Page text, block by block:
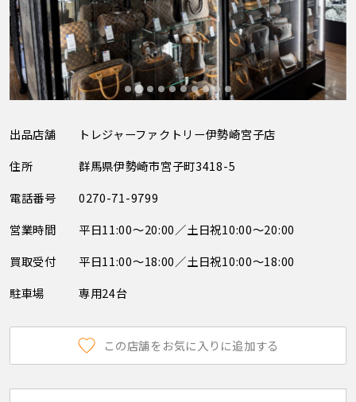
出品店舗
トレジャーファクトリー伊勢崎宮子店
住所
群馬県伊勢崎市宮子町3418-5
電話番号
0270-71-9799
営業時間
平日11:00～20:00／土日祝10:00～20:00
買取受付
平日11:00～18:00／土日祝10:00～18:00
駐車場
専用24台
この店舗をお気に入りに追加する